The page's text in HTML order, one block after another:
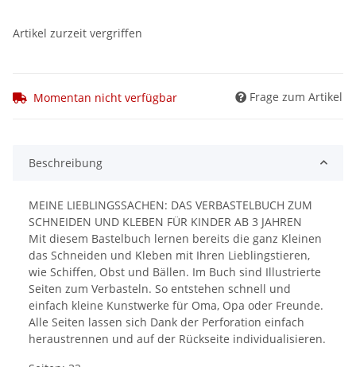
Artikel zurzeit vergriffen
Momentan nicht verfügbar Frage zum Artikel
Beschreibung
MEINE LIEBLINGSSACHEN: DAS VERBASTELBUCH ZUM
SCHNEIDEN UND KLEBEN FÜR KINDER AB 3 JAHREN
Mit diesem Bastelbuch lernen bereits die ganz Kleinen
das Schneiden und Kleben mit Ihren Lieblingstieren,
wie Schiffen, Obst und Bällen. Im Buch sind Illustrierte
Seiten zum Verbasteln. So entstehen schnell und
einfach kleine Kunstwerke für Oma, Opa oder Freunde.
Alle Seiten lassen sich Dank der Perforation einfach
heraustrennen und auf der Rückseite individualisieren.